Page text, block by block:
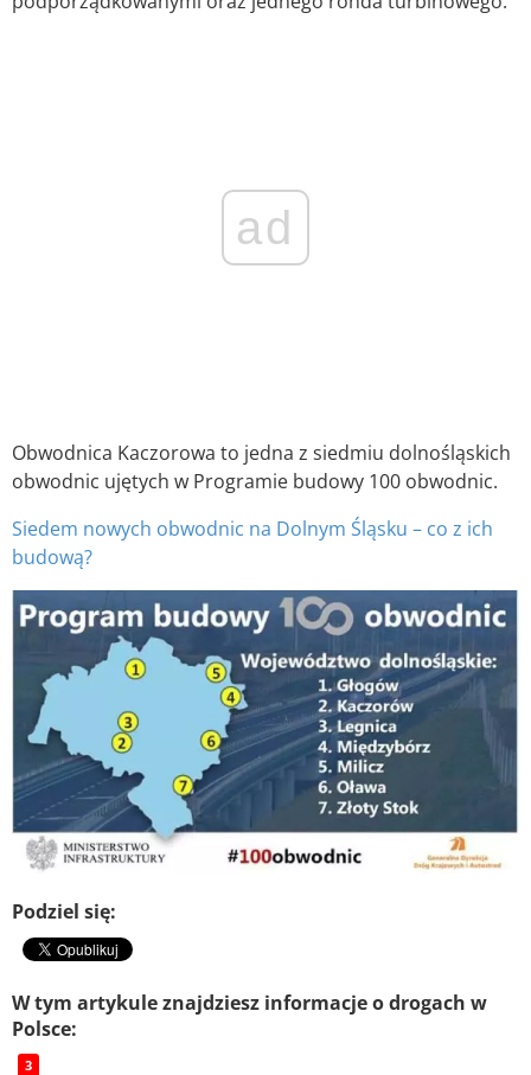
ad
Obwodnica Kaczorowa to jedna z siedmiu dolnośląskich
obwodnic ujętych w Programie budowy 100 obwodnic.
Siedem nowych obwodnic na Dolnym Śląsku – co z ich
budową?
Podziel się:
W tym artykule znajdziesz informacje o drogach w
Polsce:
3